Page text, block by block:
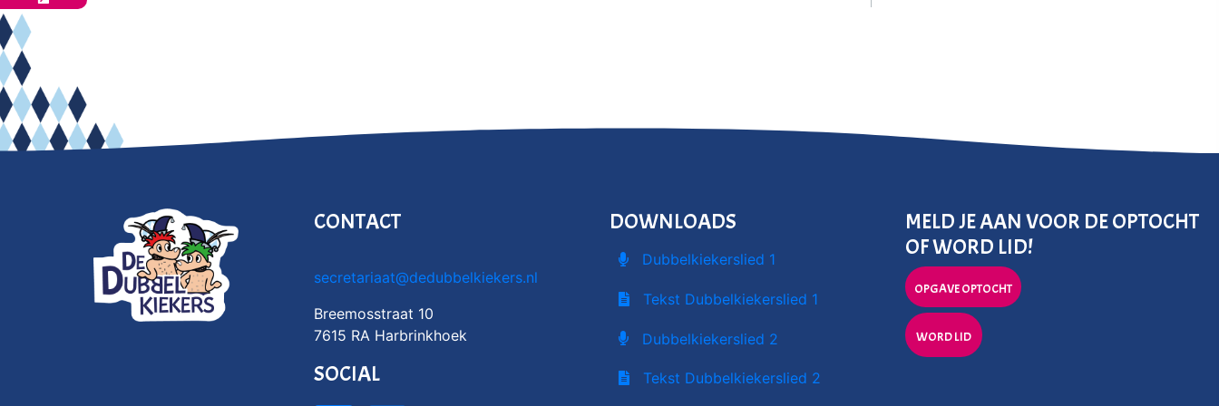
CONTACT
secretariaat@dedubbelkiekers.nl
Breemosstraat 10
7615 RA Harbrinkhoek
SOCIAL
DOWNLOADS
Dubbelkiekerslied 1
Tekst Dubbelkiekerslied 1
Dubbelkiekerslied 2
Tekst Dubbelkiekerslied 2
MELD JE AAN VOOR DE OPTOCHT
OF WORD LID!
OPGAVE OPTOCHT
WORD LID